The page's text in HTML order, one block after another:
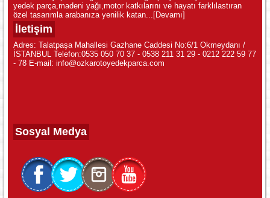
yedek parça,madeni yağı,motor katkılarını ve hayatı farklılastıran
özel tasarımla arabanıza yenilik katan... [Devamı]
İletişim
Adres: Talatpaşa Mahallesi Gazhane Caddesi No:6/1 Okmeydanı /
İSTANBUL Telefon:0535 050 70 37 - 0538 211 31 29 - 0212 222 59 77
- 78 E-mail: info@ozkarotoyedekparca.com
Sosyal Medya